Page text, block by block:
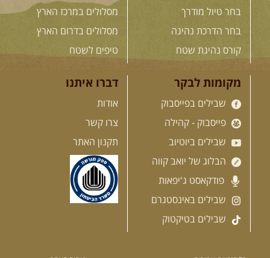
בחרנו לילה מיוחד לטיול מיוחד!
השמיים יהיו נקיים, הכוכבים ...
[המשך]
14.08.2026 שישי- מעיינות
ואתגרים בצפון הרמה
מסלול חדש בצפון רמת הגולן בהובלת
[המשך]
15.08.2026 שבת- חדש! נופי
הגליל ונחל צלמון
נצא מצומת גולנו למסע שטח מרתק
בגליל. נבקר בקבר יתרו, ...
בחר טיול מודרך
בחר הדרכת נהיגה
קורס נהיגת שטח
מסלולים במרכז הארץ
מסלולים בדרום הארץ
טיפים לשטח
מקומות לבקר
שבילים בפייסבוק
פייסבוק - קהילה
שבילים ביוטיוב
הבלוג של יואב קווה
פודקאסט ג'יפאות
שבילים באינסטגרם
שבילים בטיקטוק
דברו איתנו
אודות
צרו קשר
תקנון האתר